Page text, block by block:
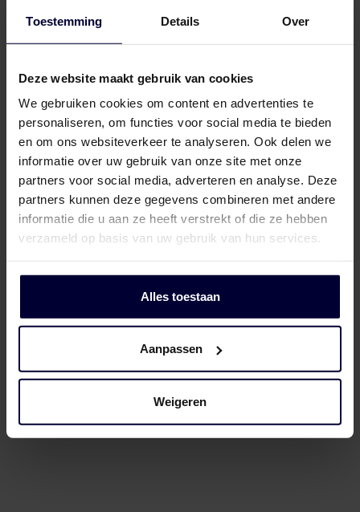
Toestemming Details Over
Deze website maakt gebruik van cookies
We gebruiken cookies om content en advertenties te
personaliseren, om functies voor social media te bieden
en om ons websiteverkeer te analyseren. Ook delen we
informatie over uw gebruik van onze site met onze
partners voor social media, adverteren en analyse. Deze
partners kunnen deze gegevens combineren met andere
informatie die u aan ze heeft verstrekt of die ze hebben
verzameld op basis van uw gebruik van hun services.
Alles toestaan
Aanpassen
Weigeren
Verpakking (bevroren) (< 18ºC)
Dozen – Varken